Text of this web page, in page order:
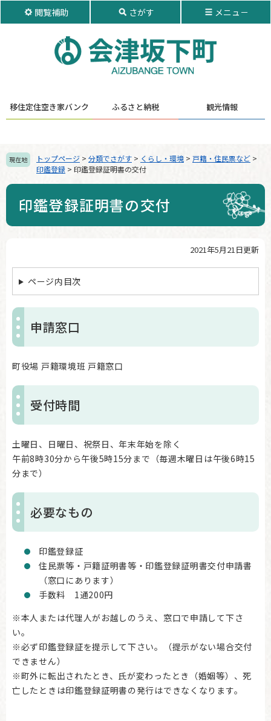
本
閲覧補助 さがす メニュ－
移住定住空き家バンク ふるさと納税 観光情報
現在地 トップページ > 分類でさがす > くらし・環境 > 戸籍・住民票など >
印鑑登録 > 印鑑登録証明書の交付
印鑑登録証明書の交付
2021年5月21日更新
ページ内目次
申請窓口
町役場 戸籍環境班 戸籍窓口
受付時間
土曜日、日曜日、祝祭日、年末年始を除く
午前8時30分から午後5時15分まで（毎週木曜日は午後6時15
分まで）
必要なもの
印鑑登録証
住民票等・戸籍証明書等・印鑑登録証明書交付申請書
（窓口にあります）
手数料 1通200円
※本人または代理人がお越しのうえ、窓口で申請して下さ
い。
※必ず印鑑登録証を提示して下さい。（提示がない場合交付
できません）
※町外に転出されたとき、氏が変わったとき（婚姻等）、死
亡したときは印鑑登録証明書の発行はできなくなります。